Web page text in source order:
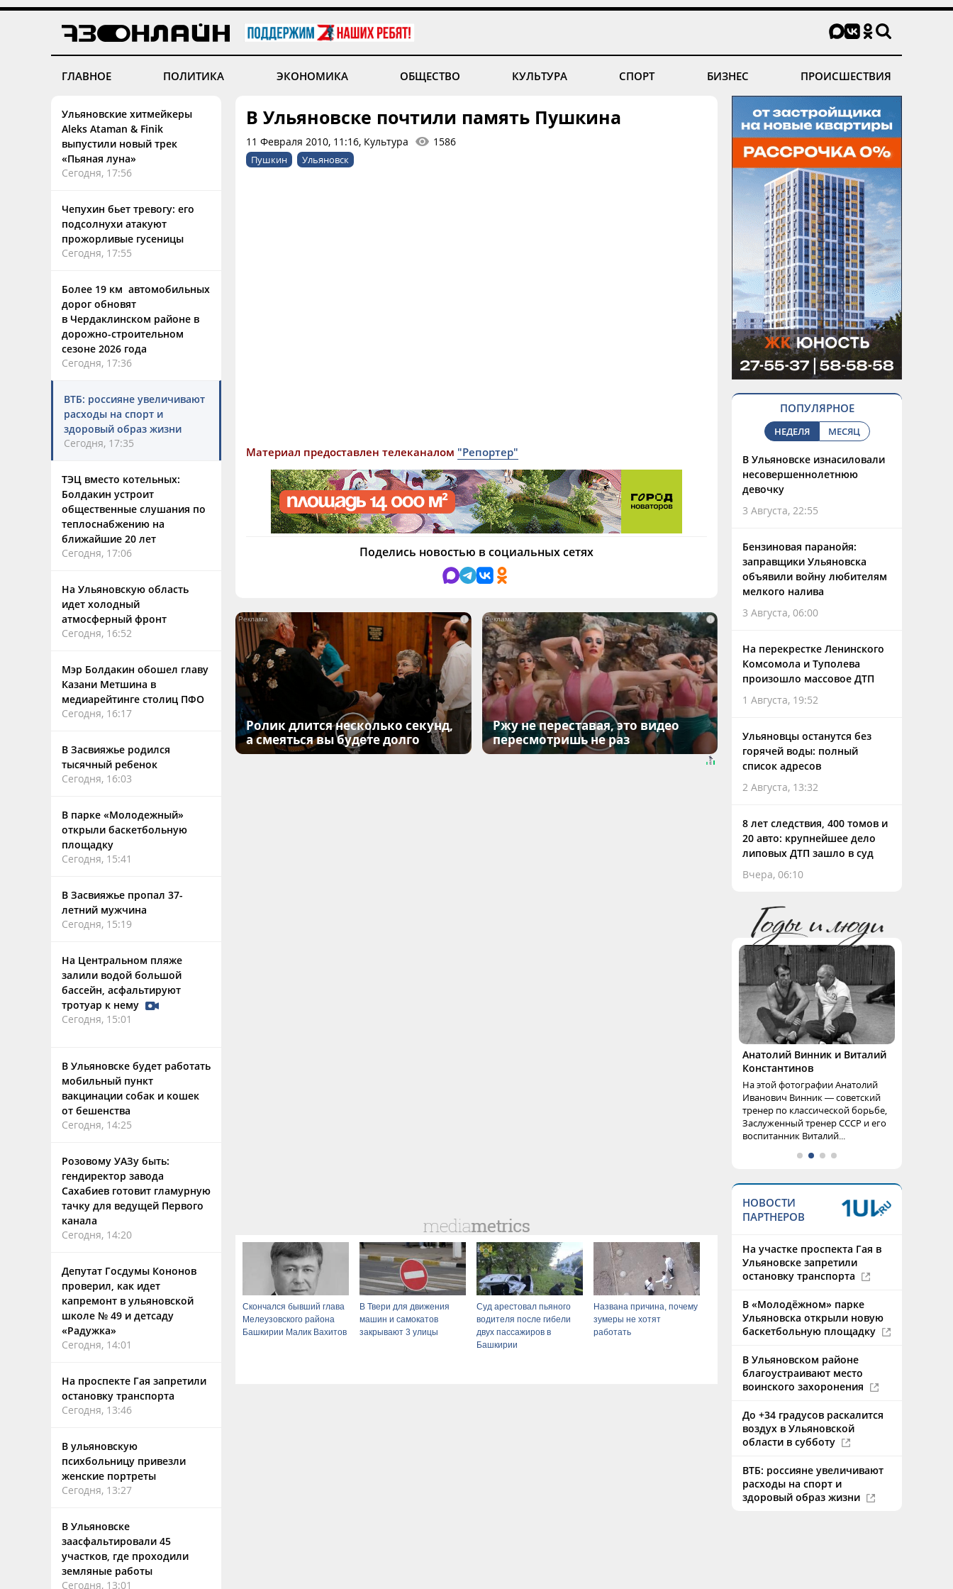
ГЛАВНОЕ ПОЛИТИКА ЭКОНОМИКА ОБЩЕСТВО КУЛЬТУРА СПОРТ БИЗНЕС ПРОИСШЕСТВИЯ
Ульяновские хитмейкеры
Aleks Ataman & Finik
выпустили новый трек
«Пьяная луна»
Сегодня, 17:56
Чепухин бьет тревогу: его
подсолнухи атакуют
прожорливые гусеницы
Сегодня, 17:55
Более 19 км автомобильных
дорог обновят
в Чердаклинском районе в
дорожно-строительном
сезоне 2026 года
Сегодня, 17:36
ВТБ: россияне увеличивают
расходы на спорт и
здоровый образ жизни
Сегодня, 17:35
ТЭЦ вместо котельных:
Болдакин устроит
общественные слушания по
теплоснабжению на
ближайшие 20 лет
Сегодня, 17:06
На Ульяновскую область
идет холодный
атмосферный фронт
Сегодня, 16:52
Мэр Болдакин обошел главу
Казани Метшина в
медиарейтинге столиц ПФО
Сегодня, 16:17
В Засвияжье родился
тысячный ребенок
Сегодня, 16:03
В парке «Молодежный»
открыли баскетбольную
площадку
Сегодня, 15:41
В Засвияжье пропал 37-
летний мужчина
Сегодня, 15:19
На Центральном пляже
залили водой большой
бассейн, асфальтируют
тротуар к нему
Сегодня, 15:01
В Ульяновске будет работать
мобильный пункт
вакцинации собак и кошек
от бешенства
Сегодня, 14:25
Розовому УАЗу быть:
гендиректор завода
Сахабиев готовит гламурную
тачку для ведущей Первого
канала
Сегодня, 14:20
Депутат Госдумы Кононов
проверил, как идет
капремонт в ульяновской
школе № 49 и детсаду
«Радужка»
Сегодня, 14:01
На проспекте Гая запретили
остановку транспорта
Сегодня, 13:46
В ульяновскую
психбольницу привезли
женские портреты
Сегодня, 13:27
В Ульяновске
заасфальтировали 45
участков, где проходили
земляные работы
Сегодня, 13:01
В Ульяновске почтили память Пушкина
11 Февраля 2010, 11:16, Культура 1586
Пушкин Ульяновск
Материал предоставлен телеканалом "Репортер"
Поделись новостью в социальных сетях
i
Ролик длится несколько секунд,
а смеяться вы будете долго
i
Ржу не переставая, это видео
пересмотришь не раз
Скончался бывший глава
Мелеузовского района
Башкирии Малик Вахитов
В Твери для движения
машин и самокатов
закрывают 3 улицы
Суд арестовал пьяного
водителя после гибели
двух пассажиров в
Башкирии
Названа причина, почему
зумеры не хотят
работать
ПОПУЛЯРНОЕ
НЕДЕЛЯ МЕСЯЦ
В Ульяновске изнасиловали
несовершеннолетнюю
девочку
3 Августа, 22:55
Бензиновая паранойя:
заправщики Ульяновска
объявили войну любителям
мелкого налива
3 Августа, 06:00
На перекрестке Ленинского
Комсомола и Туполева
произошло массовое ДТП
1 Августа, 19:52
Ульяновцы останутся без
горячей воды: полный
список адресов
2 Августа, 13:32
8 лет следствия, 400 томов и
20 авто: крупнейшее дело
липовых ДТП зашло в суд
Вчера, 06:10
Анатолий Винник и Виталий
Константинов
На этой фотографии Анатолий
Иванович Винник — советский
тренер по классической борьбе,
Заслуженный тренер СССР и его
воспитанник Виталий...
НОВОСТИ
ПАРТНЕРОВ
На участке проспекта Гая в
Ульяновске запретили
остановку транспорта
В «Молодёжном» парке
Ульяновска открыли новую
баскетбольную площадку
В Ульяновском районе
благоустраивают место
воинского захоронения
До +34 градусов раскалится
воздух в Ульяновской
области в субботу
ВТБ: россияне увеличивают
расходы на спорт и
здоровый образ жизни